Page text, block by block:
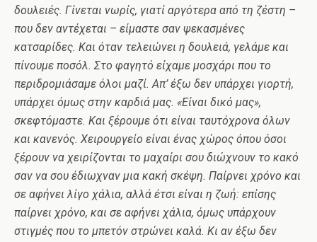
δουλειές. Γίνεται νωρίς, γιατί αργότερα από τη ζέστη –
που δεν αντέχεται – είμαστε σαν ψεκασμένες
κατσαρίδες. Και όταν τελειώνει η δουλειά, γελάμε και
πίνουμε ποσόλ. Στο φαγητό είχαμε μοσχάρι που το
περιδρομιάσαμε όλοι μαζί. Απ’ έξω δεν υπάρχει γιορτή,
υπάρχει όμως στην καρδιά μας. «Είναι δικό μας»,
σκεφτόμαστε. Και ξέρουμε ότι είναι ταυτόχρονα όλων
και κανενός. Χειρουργείο είναι ένας χώρος όπου όσοι
ξέρουν να χειρίζονται το μαχαίρι σου διώχνουν το κακό
σαν να σου έδιωχναν μια κακή σκέψη. Παίρνει χρόνο και
σε αφήνει λίγο χάλια, αλλά έτσι είναι η ζωή: επίσης
παίρνει χρόνο, και σε αφήνει χάλια, όμως υπάρχουν
στιγμές που το μπετόν στρώνει καλά. Κι αν έξω δεν